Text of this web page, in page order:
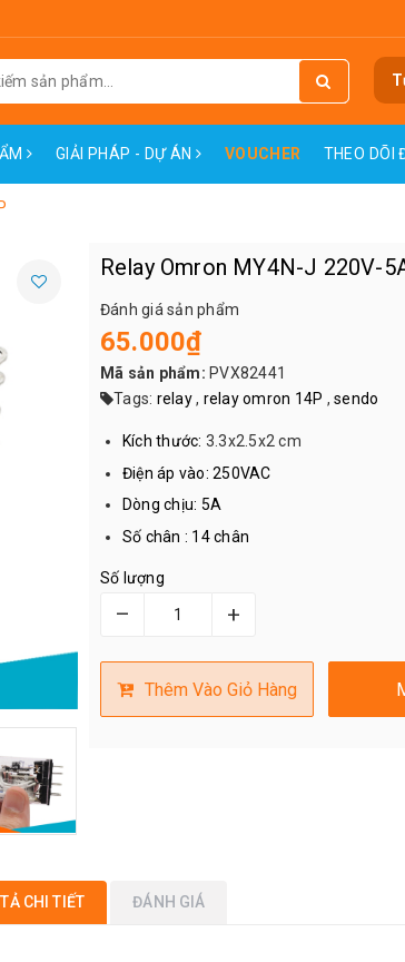
GIẢI PHÁP - DỰ ÁN VOUCHER THEO DÕI
Relay Omron MY4N-J 220V-
Đánh giá sản phẩm
65.000₫
Mã sản phẩm: PVX82441
Tags: relay , relay omron 14P , sendo
Kích thước: 3.3x2.5x2 cm
Điện áp vào: 250VAC
Dòng chịu: 5A
Số chân : 14 chân
Số lượng
– +
Thêm Vào Giỏ Hàng
CHI TIẾT ĐÁNH GIÁ